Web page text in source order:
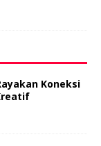
Koneksi